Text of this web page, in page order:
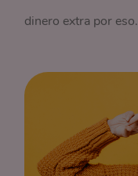
dinero extra por eso.